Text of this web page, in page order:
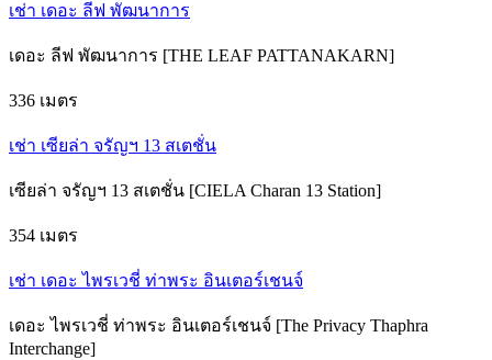
เช่า เดอะ ลีฟ พัฒนาการ
เดอะ ลีฟ พัฒนาการ [THE LEAF PATTANAKARN]
336 เมตร
เช่า เซียล่า จรัญฯ 13 สเตชั่น
เซียล่า จรัญฯ 13 สเตชั่น [CIELA Charan 13 Station]
354 เมตร
เช่า เดอะ ไพรเวชี่ ท่าพระ อินเตอร์เชนจ์
เดอะ ไพรเวชี่ ท่าพระ อินเตอร์เชนจ์ [The Privacy Thaphra
Interchange]